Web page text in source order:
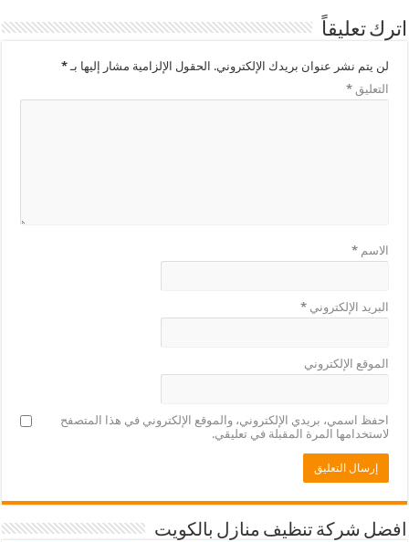
اترك تعليقاً
لن يتم نشر عنوان بريدك الإلكتروني. الحقول الإلزامية مشار إليها بـ*
التعليق*
الاسم*
البريد الإلكتروني*
الموقع الإلكتروني
احفظ اسمي، بريدي الإلكتروني، والموقع الإلكتروني في هذا المتصفح
لاستخدامها المرة المقبلة في تعليقي.
افضل شركة تنظيف منازل بالكويت